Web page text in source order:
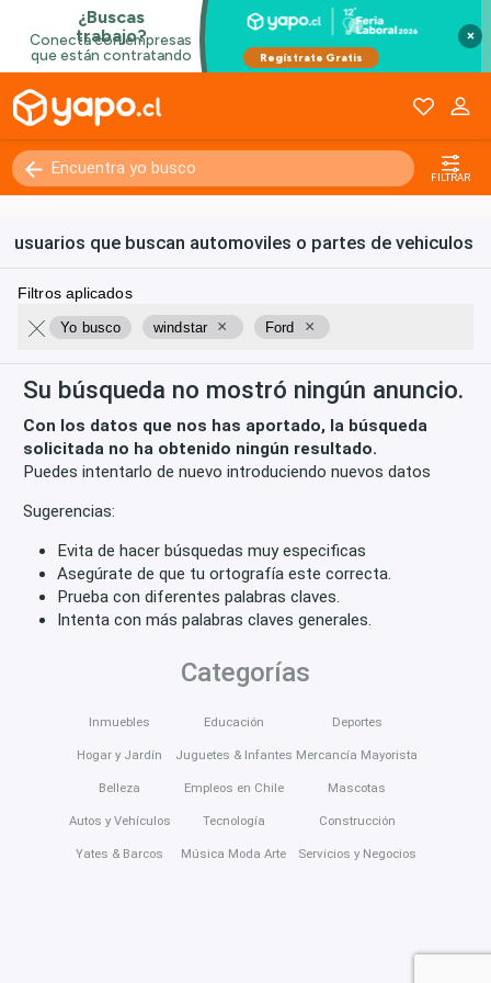
×
FILTRAR
usuarios que buscan automoviles o partes de vehiculos
Filtros aplicados
Yo busco windstar × Ford ×
Su búsqueda no mostró ningún anuncio.
Con los datos que nos has aportado, la búsqueda
solicitada no ha obtenido ningún resultado.
Puedes intentarlo de nuevo introduciendo nuevos datos
Sugerencias:
Evita de hacer búsquedas muy especificas
Asegúrate de que tu ortografía este correcta.
Prueba con diferentes palabras claves.
Intenta con más palabras claves generales.
Categorías
Inmuebles
Hogar y Jardín
Belleza
Autos y Vehículos
Yates & Barcos
Educación
Juguetes & Infantes
Empleos en Chile
Tecnología
Música Moda Arte
Deportes
Mercancía Mayorista
Mascotas
Construcción
Servicios y Negocios
Kilómetros 0 - 250000+